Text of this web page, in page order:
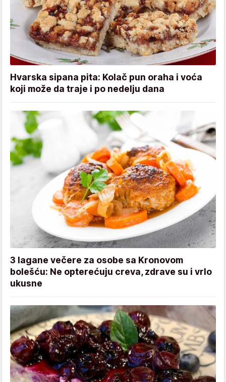
Hvarska sipana pita: Kolač pun oraha i voća
koji može da traje i po nedelju dana
3 lagane večere za osobe sa Kronovom
bolešću: Ne opterećuju creva, zdrave su i vrlo
ukusne